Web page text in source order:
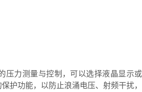
压力测量与控制，可以选择液晶显示或
护功能，以防止浪涌电压、射频干扰，